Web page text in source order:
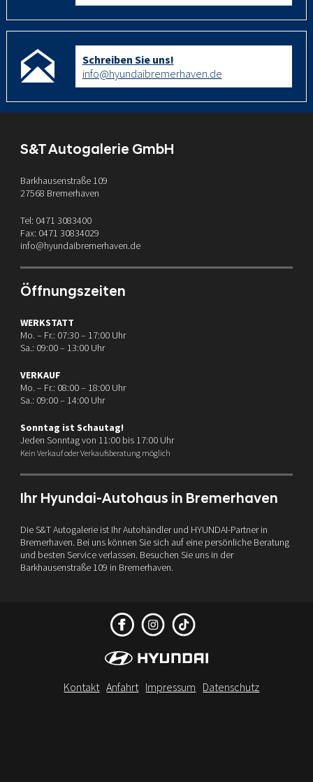
Schreiben Sie uns!
info@hyundaibremerhaven.de
S&T Autogalerie GmbH
Barkhausenstraße 109
27568 Bremerhaven
Tel: 0471 3083400
Fax: 0471 30834029
info@hyundaibremerhaven.de
Öffnungszeiten
WERKSTATT
Mo. – Fr.: 07:30 – 17:00 Uhr
Sa.: 09:00 – 13:00 Uhr
VERKAUF
Mo. – Fr.: 08:00 – 18:00 Uhr
Sa.: 09:00 – 14:00 Uhr
Sonntag ist Schautag!
Jeden Sonntag von 11:00 bis 17:00 Uhr
Kein Verkauf oder Verkaufsberatung möglich
Ihr Hyundai-Autohaus in Bremerhaven
Die S&T Autogalerie ist Ihr Autohändler und HYUNDAI-Partner in
Bremerhaven. Bei uns können Sie sich auf eine persönliche Beratung
und besten Service verlassen. Besuchen Sie uns in der
Barkhausenstraße 109 in Bremerhaven.
Kontakt Anfahrt Impressum Datenschutz